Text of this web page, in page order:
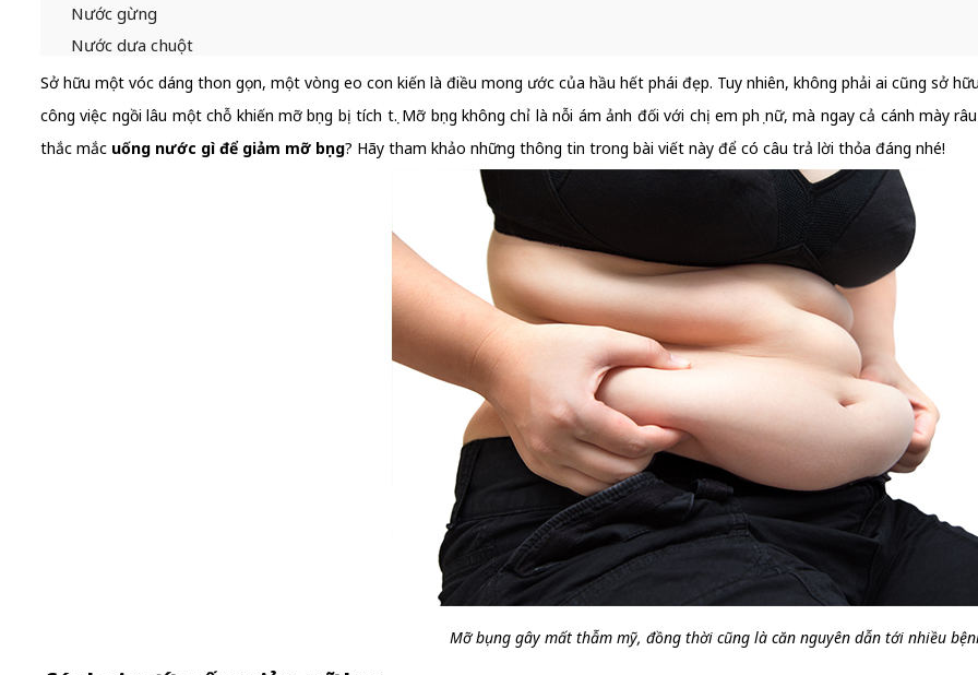
Nước gừng
Nước dưa chuột
Sở hữu một vóc dáng thon gọn, một vòng eo con kiến là điều mong ước của hầu hết phái đẹp. Tuy nhiên, không phải ai cũng sở
công việc ngồi lâu một chỗ khiến mỡ bụng bị tích tụ. Mỡ bụng không chỉ là nỗi ám ảnh đối với chị em phụ nữ, mà ngay cả cánh mày
thắc mắc uống nước gì để giảm mỡ bụng? Hãy tham khảo những thông tin trong bài viết này để có câu trả lời thỏa đáng nhé!
Mỡ bụng gây mất thẫm mỹ, đồng thời cũng là căn nguyên dẫn tới nhiều